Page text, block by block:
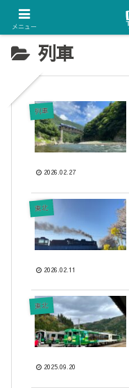
列車
列車
2026.02.27
東北
2026.02.11
東北
2025.09.20
メニュー